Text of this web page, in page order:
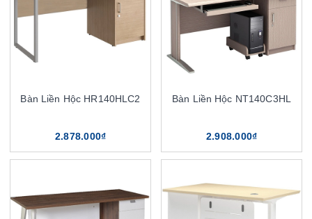
Bàn Liền Hộc HR140HLC2
2.878.000₫
Bàn Liền Hộc NT140C3HL
2.908.000₫